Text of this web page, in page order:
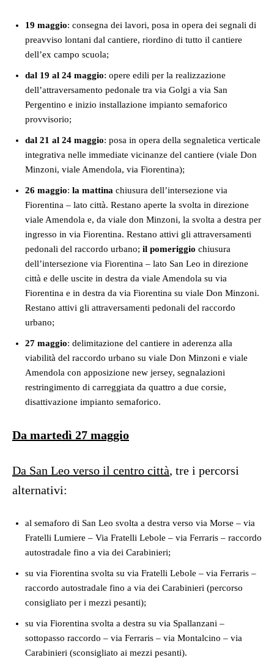
19 maggio: consegna dei lavori, posa in opera dei segnali di
preavviso lontani dal cantiere, riordino di tutto il cantiere
dell’ex campo scuola;
dal 19 al 24 maggio: opere edili per la realizzazione
dell’attraversamento pedonale tra via Golgi a via San
Pergentino e inizio installazione impianto semaforico
provvisorio;
dal 21 al 24 maggio: posa in opera della segnaletica verticale
integrativa nelle immediate vicinanze del cantiere (viale Don
Minzoni, viale Amendola, via Fiorentina);
26 maggio: la mattina chiusura dell’intersezione via
Fiorentina – lato città. Restano aperte la svolta in direzione
viale Amendola e, da viale don Minzoni, la svolta a destra per
ingresso in via Fiorentina. Restano attivi gli attraversamenti
pedonali del raccordo urbano; il pomeriggio chiusura
dell’intersezione via Fiorentina – lato San Leo in direzione
città e delle uscite in destra da viale Amendola su via
Fiorentina e in destra da via Fiorentina su viale Don Minzoni.
Restano attivi gli attraversamenti pedonali del raccordo
urbano;
27 maggio: delimitazione del cantiere in aderenza alla
viabilità del raccordo urbano su viale Don Minzoni e viale
Amendola con apposizione new jersey, segnalazioni
restringimento di carreggiata da quattro a due corsie,
disattivazione impianto semaforico.
Da martedì 27 maggio
Da San Leo verso il centro città, tre i percorsi
alternativi:
al semaforo di San Leo svolta a destra verso via Morse – via
Fratelli Lumiere – Via Fratelli Lebole – via Ferraris – raccordo
autostradale fino a via dei Carabinieri;
su via Fiorentina svolta su via Fratelli Lebole – via Ferraris –
raccordo autostradale fino a via dei Carabinieri (percorso
consigliato per i mezzi pesanti);
su via Fiorentina svolta a destra su via Spallanzani –
sottopasso raccordo – via Ferraris – via Montalcino – via
Carabinieri (sconsigliato ai mezzi pesanti).